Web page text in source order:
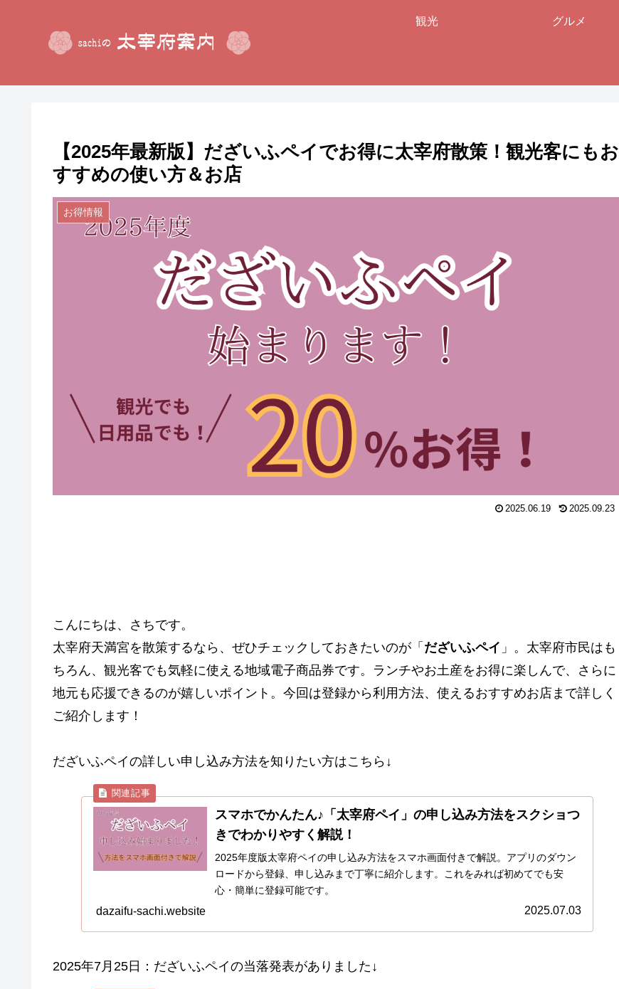
観光 グルメ
【2025年最新版】だざいふペイでお得に太宰府散策！観光客にもお
すすめの使い方＆お店
お得情報
2025.06.19 2025.09.23
こんにちは、さちです。
太宰府天満宮を散策するなら、ぜひチェックしておきたいのが「 だざいふペイ 」。太宰府市民はも
ちろん、観光客でも気軽に使える地域電子商品券です。ランチやお土産をお得に楽しんで、さらに
地元も応援できるのが嬉しいポイント。今回は登録から利用方法、使えるおすすめお店まで詳しく
ご紹介します！
だざいふペイの詳しい申し込み方法を知りたい方はこちら↓
スマホでかんたん♪「太宰府ペイ」の申し込み方法をスクショつ
きでわかりやすく解説！
2025年度版太宰府ペイの申し込み方法をスマホ画面付きで解説。アプリのダウン
ロードから登録、申し込みまで丁寧に紹介します。これをみれば初めてでも安
心・簡単に登録可能です。
dazaifu-sachi.website 2025.07.03
2025年7月25日：だざいふペイの当落発表がありました↓